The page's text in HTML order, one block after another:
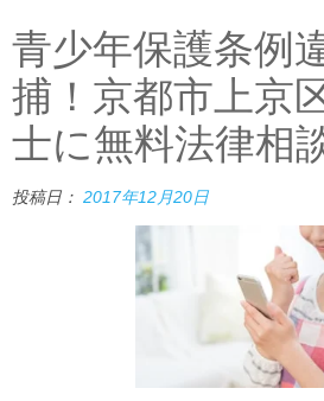
青少年保護条例
捕！京都市上京
士に無料法律相
投稿日： 2017年12月20日